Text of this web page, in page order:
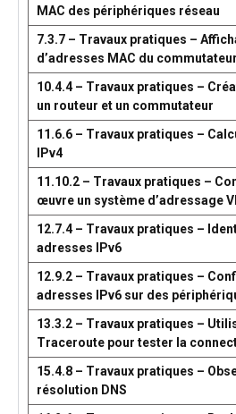
MAC des périphériques réseau
7.3.7 – Travaux pratiques –
d’adresses MAC du commutateur
10.4.4 – Travaux pratiques –
un routeur et un commutateur
11.6.6 – Travaux pratiques –
IPv4
11.10.2 – Travaux pratiques –
œuvre un système d’adressage
12.7.4 – Travaux pratiques –
adresses IPv6
12.9.2 – Travaux pratiques –
adresses IPv6 sur des
13.3.2 – Travaux pratiques –
Traceroute pour tester la
15.4.8 – Travaux pratiques –
résolution DNS